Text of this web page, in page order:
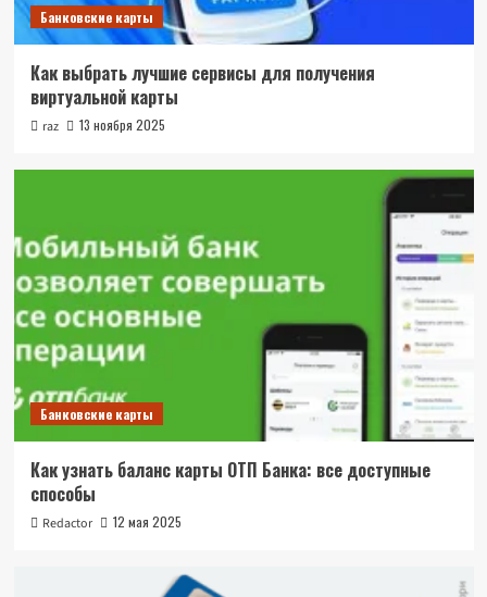
Банковские карты
Как выбрать лучшие сервисы для получения
виртуальной карты
raz 13 ноября 2025
Банковские карты
Как узнать баланс карты ОТП Банка: все доступные
способы
Redactor 12 мая 2025